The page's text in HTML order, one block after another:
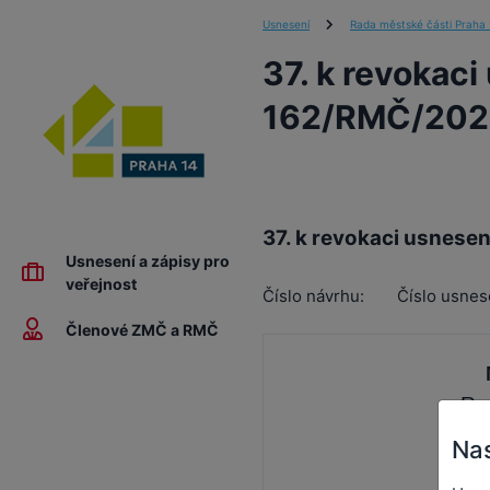
Usnesení a zápisy pro
veřejnost
Členové ZMČ a RMČ
Usnesení Rada městské části Praha
37. k
162/RMČ/
37. k revokaci
Číslo návrhu: Číslo